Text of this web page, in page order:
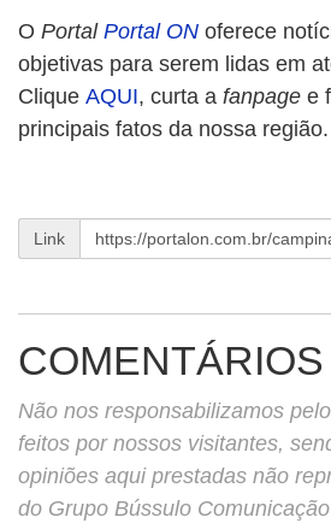
O Portal Portal ON oferece
objetivas para serem lidas em
Clique AQUI, curta a fanpage e
principais fatos da nossa região.
Link
COMENTÁRIOS
Não nos responsabilizamos
feitos por nossos visitantes,
opiniões aqui prestadas não
do Grupo Bússulo